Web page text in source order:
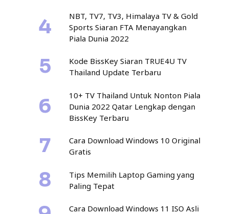
NBT, TV7, TV3, Himalaya TV & Gold
Sports Siaran FTA Menayangkan
Piala Dunia 2022
Kode BissKey Siaran TRUE4U TV
Thailand Update Terbaru
10+ TV Thailand Untuk Nonton Piala
Dunia 2022 Qatar Lengkap dengan
BissKey Terbaru
Cara Download Windows 10 Original
Gratis
Tips Memilih Laptop Gaming yang
Paling Tepat
Cara Download Windows 11 ISO Asli